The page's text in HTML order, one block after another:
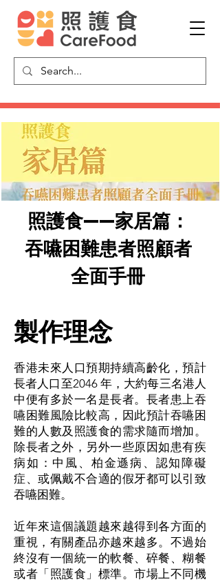
照護食——家居篇：
吞嚥困難患者照顧者
全面手冊
製作理念
香港未來人口預期持續高齡化，預計
長者人口至2046 年，大約每三名港人
中便有多於一名是長者。長者患上吞
嚥困難風險比較高，因此預計吞嚥困
難的人數及照護食的需求隨而增加。
除長者之外，另外一些原因如患有疾
病如：中風、柏金遜病、認知障礙
症、或佩戴不合適的假牙都可以引致
吞嚥困難。
近年來這個議題越來越得到各方面的
重視，有關產品亦越來越多。不過始
終沒有一個統一的軟餐、碎餐、糊餐
或者「照護食」標準。市場上不同機